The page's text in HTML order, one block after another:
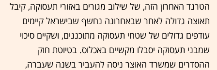
הטרנד האחרון הזה, של שילוב מגורים באזורי תעסוקה, קיבל
תאוצה גדולה לאחר שבאחרונה נחשף שבישראל קיימים
עודפים גדולים של שטחי תעסוקה מתוכננים, ושקיים סיכוי
שמבני תעסוקה יסבלו מקשיים באכלוס. בטיוטת חוק
ההסדרים שמשרד האוצר ניסה להעביר בשנה שעברה,